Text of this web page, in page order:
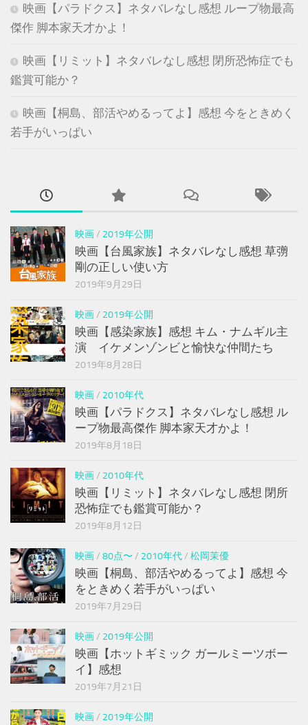
映画【パラドクス】ネタバレなし感想 ループ物最高
傑作 脚本家天才かよ！
映画【リミット】ネタバレなし感想 閉所恐怖症でも
鑑賞可能か？
映画【桐島、部活やめるってよ】感想 今をときめく
若手がいっぱい
映画/ 2019年公開
映画【台風家族】ネタバレなし感想 草彅
剛の正しい使い方
2019年9月29日
映画/ 2019年公開
映画【感染家族】感想 キム・ナムギル主
演 イケメンゾンビと愉快な仲間たち
2019年8月28日
映画/ 2010年代
映画【パラドクス】ネタバレなし感想 ル
ープ物最高傑作 脚本家天才かよ！
2019年8月18日
映画/ 2010年代
映画【リミット】ネタバレなし感想 閉所
恐怖症でも鑑賞可能か？
2019年8月12日
映画/ 80点〜 / 2010年代/ 松岡茉優
映画【桐島、部活やめるってよ】感想 今
をときめく若手がいっぱい
2019年7月29日
映画/ 2019年公開
映画【ホットギミック ガールミーツボー
イ】感想
2019年7月21日
映画/ 2019年公開